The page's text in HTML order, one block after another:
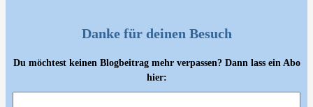
Danke für deinen Besuch
Du möchtest keinen Blogbeitrag mehr verpassen? Dann lass ein Abo
hier: